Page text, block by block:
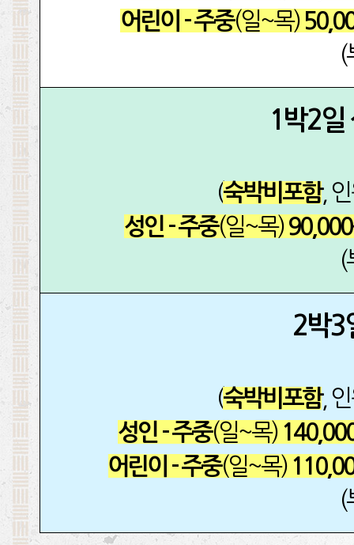
어린이 - 주중(일~목)
(
1박2일
(숙박비포함,
성인 - 주중(일~목)90,000
(
2박3
(숙박비포함,
성인 - 주중(일~목)
어린이 - 주중(일~목)
(